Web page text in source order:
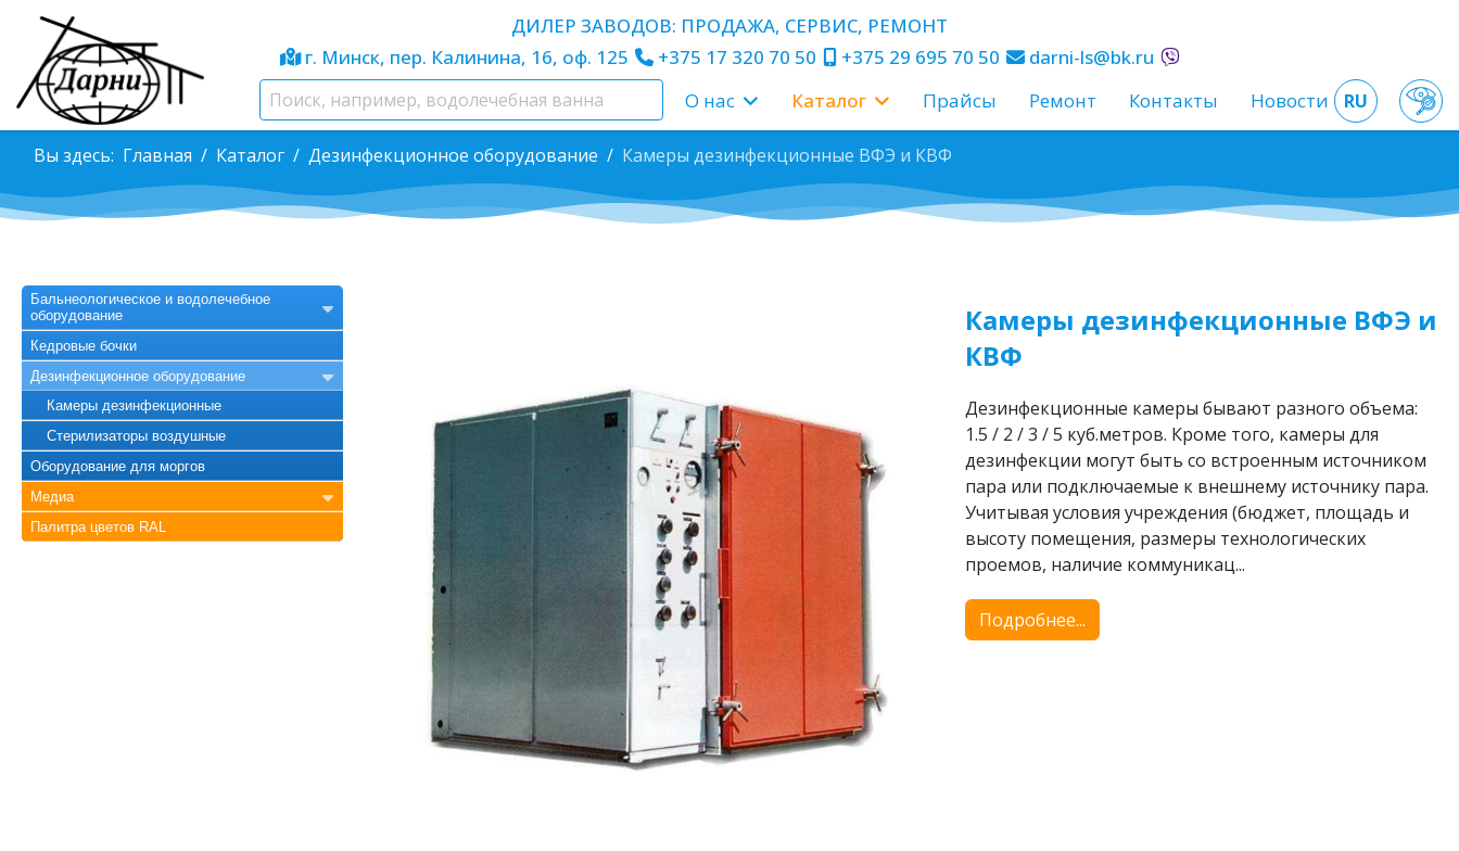
ДИЛЕР ЗАВОДОВ: ПРОДАЖА, СЕРВИС, РЕМОНТ
г. Минск, пер. Калинина, 16, оф. 125
+375 17 320 70 50 +375 29 695 70 50 darni-ls@bk.ru
RU
О нас Каталог Прайсы Ремонт Контакты Новости
Вы здесь: Главная Каталог Дезинфекционное оборудование Камеры дезинфекционные ВФЭ и КВФ
Бальнеологическое и водолечебное
оборудование
Кедровые бочки
Дезинфекционное оборудование
Камеры дезинфекционные
Стерилизаторы воздушные
Оборудование для моргов
Медиа
Палитра цветов RAL
Камеры дезинфекционные ВФЭ и
КВФ
Дезинфекционные камеры бывают разного объема:
1.5 / 2 / 3 / 5 куб.метров. Кроме того, камеры для
дезинфекции могут быть со встроенным источником
пара или подключаемые к внешнему источнику пара.
Учитывая условия учреждения (бюджет, площадь и
высоту помещения, размеры технологических
проемов, наличие коммуникац...
Подробнее...